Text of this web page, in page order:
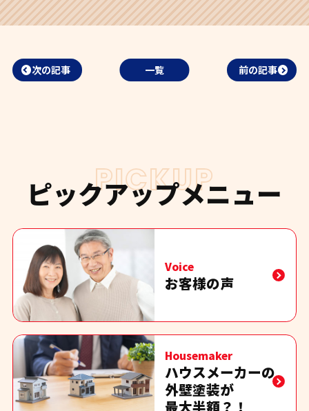
次の記事 一覧 前の記事
PICKUP
ピックアップメニュー
Voice
お客様の声
Housemaker
ハウスメーカーの
外壁塗装が
最大半額？！